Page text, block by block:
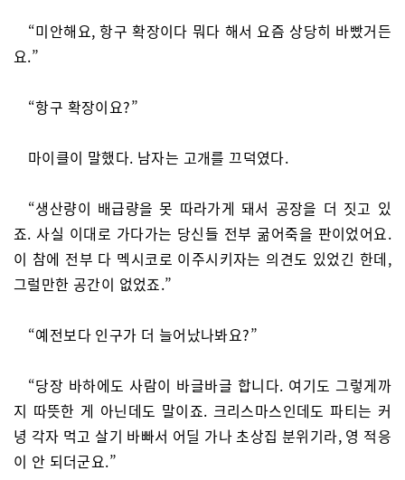
“미안해요, 항구 확장이다 뭐다 해서 요즘 상당히 바빴거든
요.”
“항구 확장이요?”
마이클이 말했다. 남자는 고개를 끄덕였다.
“생산량이 배급량을 못 따라가게 돼서 공장을 더 짓고 있
죠. 사실 이대로 가다가는 당신들 전부 굶어죽을 판이었어요.
이 참에 전부 다 멕시코로 이주시키자는 의견도 있었긴 한데,
그럴만한 공간이 없었죠.”
“예전보다 인구가 더 늘어났나봐요?”
“당장 바하에도 사람이 바글바글 합니다. 여기도 그렇게까
지 따뜻한 게 아닌데도 말이죠. 크리스마스인데도 파티는 커
녕 각자 먹고 살기 바빠서 어딜 가나 초상집 분위기라, 영 적응
이 안 되더군요.”